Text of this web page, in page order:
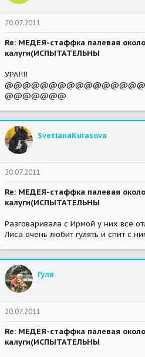
20.07.2011
Re: МЕДЕЯ-стаффка палевая
калуги(ИСПЫТАТЕЛЬНЫ
УРА!!!!
@@@@@@@
SvetlanaKurasova
20.07.2011
Re: МЕДЕЯ-стаффка палевая
калуги(ИСПЫТАТЕЛЬНЫ
Разговаривала с Ирмой у них все
Лиса очень любит гулять и спит с
Гуля
20.07.2011
Re: МЕДЕЯ-стаффка палевая
калуги(ИСПЫТАТЕЛЬНЫ